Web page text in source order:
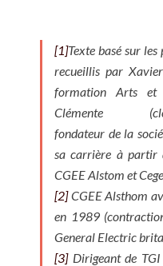
[1]Texte basé sur les
recueillis par
formation Arts et
Clémente
fondateur de la
sa carrière à partir
CGEE Alstom et
[2]CGEE Alsthom
en 1989
General Electric
[3]Dirigeant de TGI